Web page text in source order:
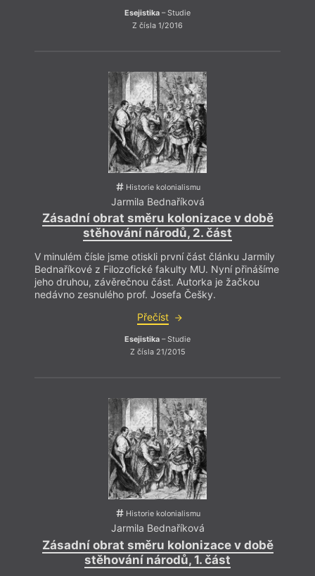
Esejistika – Studie
Z čísla 1/2016
Historie kolonialismu
Jarmila Bednaříková
Zásadní obrat směru kolonizace v době
stěhování národů, 2. část
V minulém čísle jsme otiskli první část článku Jarmily
Bednaříkové z Filozofické fakulty MU. Nyní přinášíme
jeho druhou, závěrečnou část. Autorka je žačkou
nedávno zesnulého prof. Josefa Češky.
Přečíst
Esejistika – Studie
Z čísla 21/2015
Historie kolonialismu
Jarmila Bednaříková
Zásadní obrat směru kolonizace v době
stěhování národů, 1. část